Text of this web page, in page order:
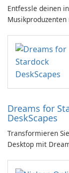
Entfessle deinen
Dreams for
DeskScapes
Transformieren
Desktop mit